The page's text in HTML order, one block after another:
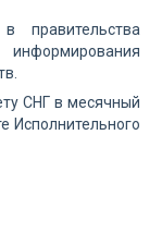
правительства
СНГ в месячный
Исполнительного